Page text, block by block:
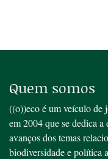
Quem somos
((o))eco é um veículo de
em 2004 que se dedica a
avanços dos temas
biodiversidade e política